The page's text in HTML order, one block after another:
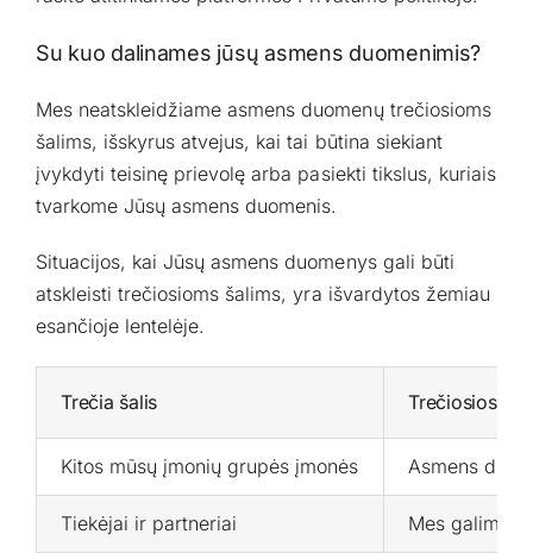
Su kuo dalinames jūsų asmens duomenimis?
Mes neatskleidžiame asmens duomenų trečiosioms
šalims, išskyrus atvejus, kai tai būtina siekiant
įvykdyti teisinę prievolę arba pasiekti tikslus, kuriais
tvarkome Jūsų asmens duomenis.
Situacijos, kai Jūsų asmens duomenys gali būti
atskleisti trečiosioms šalims, yra išvardytos žemiau
esančioje lentelėje.
Trečia šalis Trečiosios
Kitos mūsų įmonių grupės įmonės Asmens
Tiekėjai ir partneriai Mes galime